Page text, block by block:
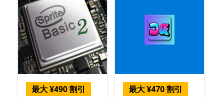
最大 ¥490 割引
最大 ¥470 割引